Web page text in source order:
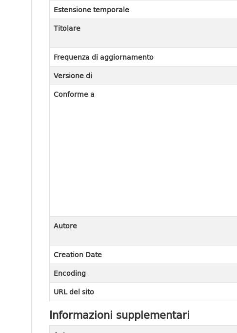
Estensione temporale
Titolare
Frequenza di aggiornamento
Versione di
Conforme a
Autore
Creation Date
Encoding
URL del sito
Informazioni supplementari